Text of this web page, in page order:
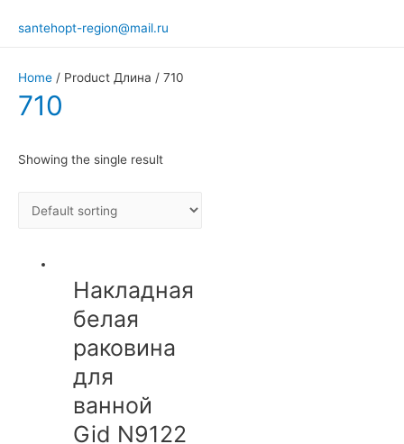
santehopt-region@mail.ru
Home / Product Длина / 710
710
Showing the single result
Накладная
белая
раковина
для
ванной
Gid N9122